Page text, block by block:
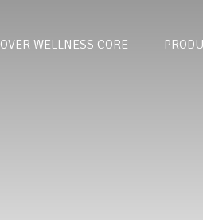
OVER WELLNESS CORE